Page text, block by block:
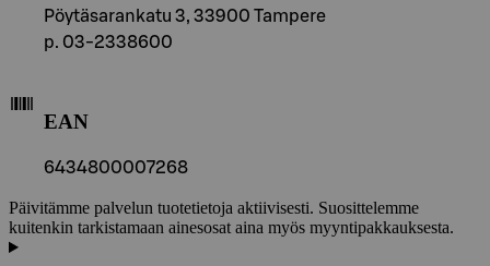
Pöytäsarankatu 3, 33900 Tampere
p. 03-2338600
EAN
6434800007268
Päivitämme palvelun tuotetietoja aktiivisesti. Suosittelemme
kuitenkin tarkistamaan ainesosat aina myös myyntipakkauksesta.